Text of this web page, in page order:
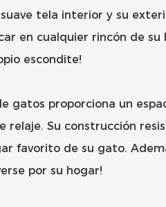
tela interior y su
en cualquier rincón de su
escondite!
gatos proporciona un
relaje. Su construcción
favorito de su gato.
por su hogar!